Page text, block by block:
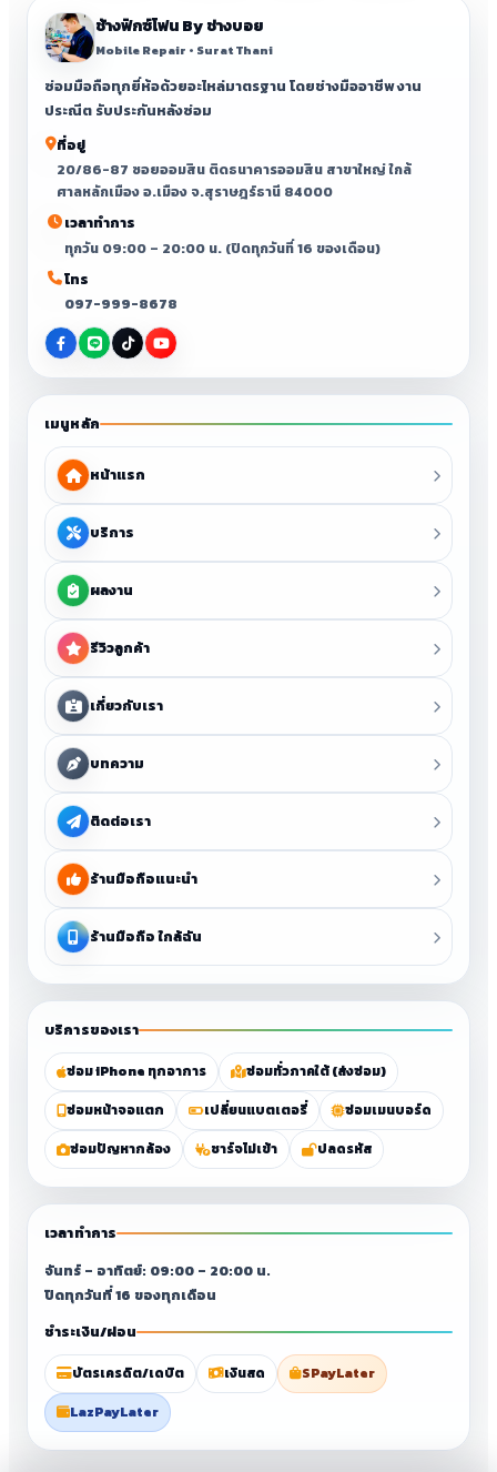
ช้างฟิกซ์โฟน By ช่างบอย
Mobile Repair • Surat Thani
ซ่อมมือถือทุกยี่ห้อด้วยอะไหล่มาตรฐาน โดยช่างมืออาชีพ งาน
ประณีต รับประกันหลังซ่อม
ที่อยู่
20/86-87 ซอยออมสิน ติดธนาคารออมสิน สาขาใหญ่ ใกล้
ศาลหลักเมือง อ.เมือง จ.สุราษฎร์ธานี 84000
เวลาทำการ
ทุกวัน 09:00 – 20:00 น. (ปิดทุกวันที่ 16 ของเดือน)
โทร
097-999-8678
เมนูหลัก
หน้าแรก
บริการ
ผลงาน
รีวิวลูกค้า
เกี่ยวกับเรา
บทความ
ติดต่อเรา
ร้านมือถือแนะนำ
ร้านมือถือ ใกล้ฉัน
บริการของเรา
ซ่อม iPhone ทุกอาการ
ซ่อมทั่วภาคใต้ (ส่งซ่อม)
ซ่อมหน้าจอแตก
เปลี่ยนแบตเตอรี่
ซ่อมเมนบอร์ด
ซ่อมปัญหากล้อง
ชาร์จไม่เข้า ปลดรหัส
เวลาทำการ
จันทร์ – อาทิตย์: 09:00 – 20:00 น.
ปิดทุกวันที่ 16 ของทุกเดือน
ชำระเงิน/ผ่อน
บัตรเครดิต/เดบิต เงินสด
SPayLater
LazPayLater